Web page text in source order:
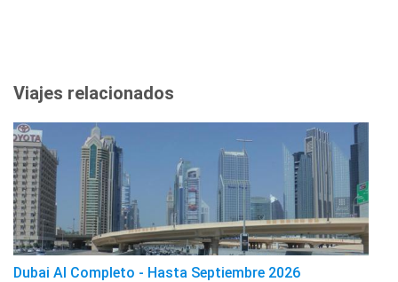
Viajes relacionados
Dubai Al Completo - Hasta Septiembre 2026